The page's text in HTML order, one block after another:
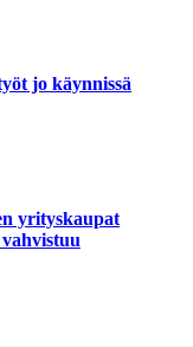
jo käynnissä
yrityskaupat
vahvistuu